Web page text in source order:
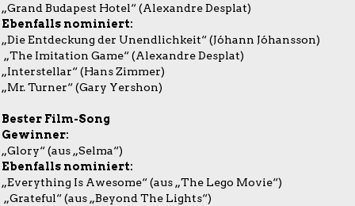
„Grand Budapest Hotel“ (Alexandre Desplat)
Ebenfalls nominiert:
„Die Entdeckung der Unendlichkeit“ (Jóhann Jóhansson)
„The Imitation Game“ (Alexandre Desplat)
„Interstellar“ (Hans Zimmer)
„Mr. Turner“ (Gary Yershon)
Bester Film-Song
Gewinner:
„Glory“ (aus „Selma“)
Ebenfalls nominiert:
„Everything Is Awesome“ (aus „The Lego Movie“)
„Grateful“ (aus „Beyond The Lights“)